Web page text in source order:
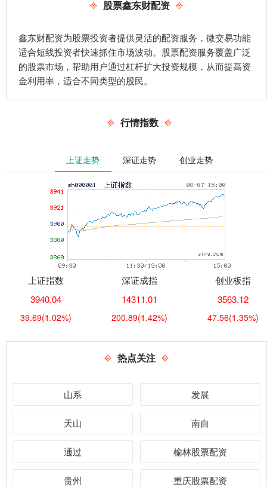
股票鑫东财配资
鑫东财配资为股票投资者提供灵活的配资服务，微交易功能
适合短线投资者快速抓住市场波动。股票配资服务覆盖广泛
的股票市场，帮助用户通过杠杆扩大投资规模，从而提高资
金利用率，适合不同类型的股民。
行情指数
上证走势 深证走势 创业走势
上证指数
3940.04
39.69(1.02%)
深证成指
14311.01
200.89(1.42%)
创业板指
3563.12
47.56(1.35%)
热点关注
山系 发展
天山 南自
通过 榆林股票配资
贵州 重庆股票配资